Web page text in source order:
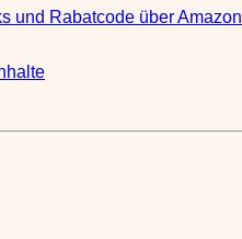
und Rabatcode über Amazon